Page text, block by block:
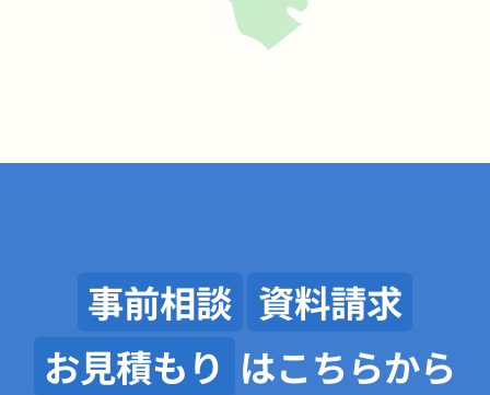
事前相談 資料請求
お見積もり はこちらから